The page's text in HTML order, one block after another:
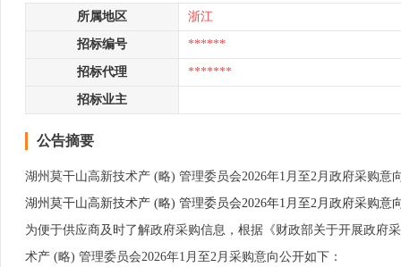
所属地区 浙江
招标编号 ******
招标代理 *******
招标业主
公告摘要
湖州莫干山高新技术产 (略) 管理委员会2026年1月至2月政府采购意
湖州莫干山高新技术产 (略) 管理委员会2026年1月至2月政府采购
为便于供应商及时了解政府采购信息，根据《财政部关于开展政府
术产 (略) 管理委员会2026年1月至2月采购意向公开如下：